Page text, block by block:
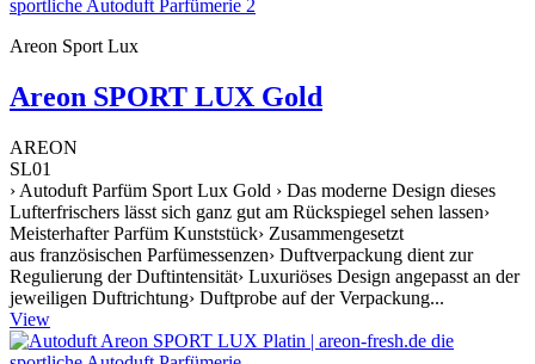
Areon Sport Lux
Areon SPORT LUX Gold
AREON
SL01
› Autoduft Parfüm Sport Lux Gold › Das moderne Design dieses
Lufterfrischers lässt sich ganz gut am Rückspiegel sehen lassen›
Meisterhafter Parfüm Kunststück› Zusammengesetzt
aus französischen Parfümessenzen› Duftverpackung dient zur
Regulierung der Duftintensität› Luxuriöses Design angepasst an der
jeweiligen Duftrichtung› Duftprobe auf der Verpackung...
View